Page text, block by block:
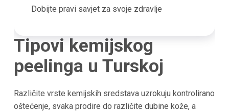
Dobijte pravi savjet za svoje zdravlje
Tipovi kemijskog
peelinga u Turskoj
Različite vrste kemijskih sredstava uzrokuju kontrolirano
oštećenje, svaka prodire do različite dubine kože, a